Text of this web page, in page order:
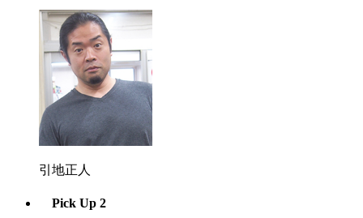
引地正人
Pick Up 2